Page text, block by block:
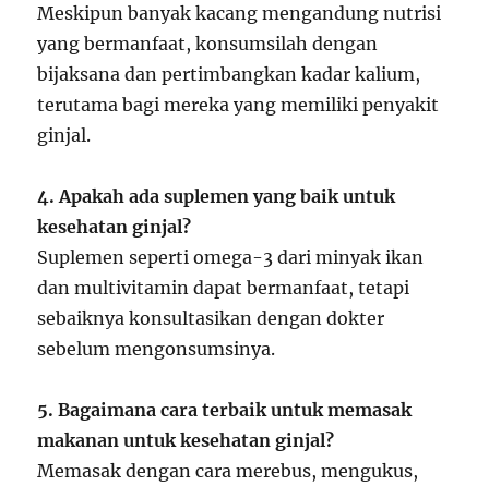
Meskipun banyak kacang mengandung nutrisi
yang bermanfaat, konsumsilah dengan
bijaksana dan pertimbangkan kadar kalium,
terutama bagi mereka yang memiliki penyakit
ginjal.
4. Apakah ada suplemen yang baik untuk
kesehatan ginjal?
Suplemen seperti omega-3 dari minyak ikan
dan multivitamin dapat bermanfaat, tetapi
sebaiknya konsultasikan dengan dokter
sebelum mengonsumsinya.
5. Bagaimana cara terbaik untuk memasak
makanan untuk kesehatan ginjal?
Memasak dengan cara merebus, mengukus,